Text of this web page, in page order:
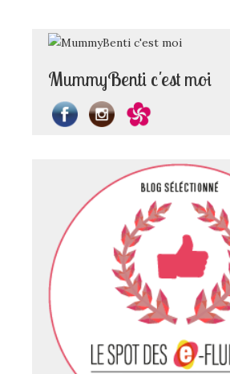
MummyBenti c'est moi